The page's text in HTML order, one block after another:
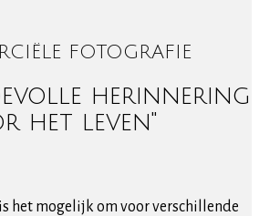
FOTOGRAFIE
herinnering
het leven"
het mogelijk om voor verschillende